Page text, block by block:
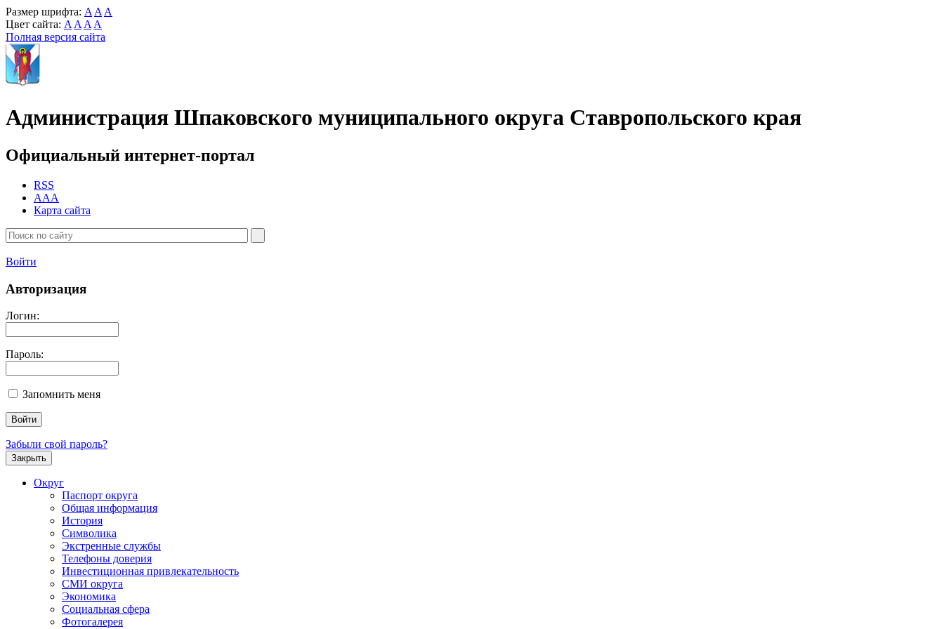
Размер шрифта: A A A
Цвет сайта: A A A A
Полная версия сайта
Администрация Шпаковского муниципального округа Ставропольского края
Официальный интернет-портал
RSS
AAA
Карта сайта
Войти
Авторизация
Логин:
Пароль:
Запомнить меня
Забыли свой пароль?
Закрыть
Округ
Паспорт округа
Общая информация
История
Символика
Экстренные службы
Телефоны доверия
Инвестиционная привлекательность
СМИ округа
Экономика
Социальная сфера
Фотогалерея